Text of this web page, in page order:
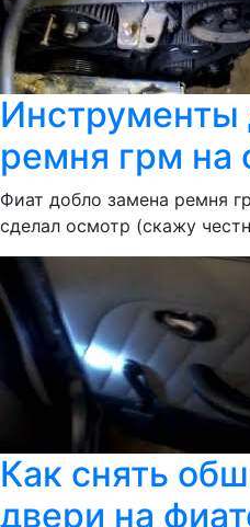
Инструменты
ремня грм на
Фиат добло замена ремня
сделал осмотр (скажу
Как снять
двери на